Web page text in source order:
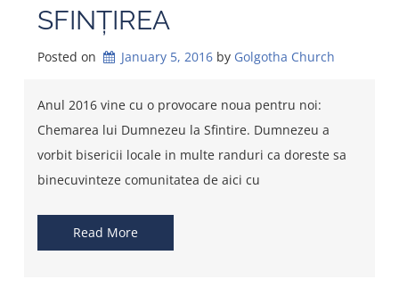
SFINȚIREA
Posted on January 5, 2016 by Golgotha Church
Anul 2016 vine cu o provocare noua pentru noi:
Chemarea lui Dumnezeu la Sfintire. Dumnezeu a
vorbit bisericii locale in multe randuri ca doreste sa
binecuvinteze comunitatea de aici cu
Read More